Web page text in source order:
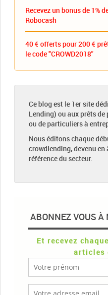
Recevez un bonus de 1%
Robocash
40 € offerts pour 200 €
le code "CROWD2018"
Ce blog est le 1er site
Lending) ou aux prêts
ou de particuliers à
Nous éditons chaque
crowdlending, devenu
référence du secteur.
ABONNEZ VOUS À
Et recevez
articles